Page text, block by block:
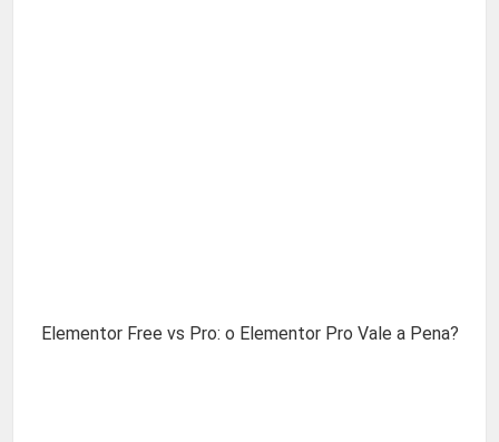
Elementor Free vs Pro: o Elementor Pro Vale a Pena?